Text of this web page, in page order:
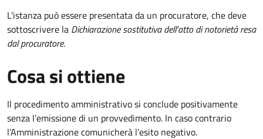
L'istanza può essere presentata da un procuratore, che deve
sottoscrivere la Dichiarazione sostitutiva dell'atto di notorietà resa
dal procuratore.
Cosa si ottiene
Il procedimento amministrativo si conclude positivamente
senza l’emissione di un provvedimento. In caso contrario
l’Amministrazione comunicherà l’esito negativo.